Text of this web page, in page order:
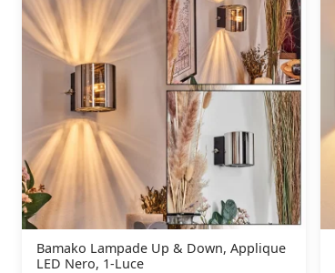
Bamako Lampade Up & Down, Applique
LED Nero, 1-Luce